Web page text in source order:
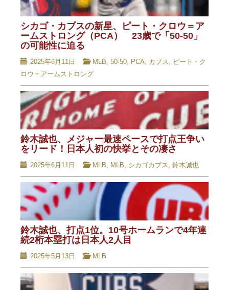
シカゴ・カブスの新星、ピート・クロウ＝ア
ームストロング（PCA） 23歳で「50-50」
の可能性に迫る
2025年6月11日 MLB, 50-50, PCA, カブス, ピート・ク
ロウ＝アームストロング
鈴木誠也、メジャー最速ペースで打点王争い
をリード！日本人初の快挙とその凄さ
2025年6月11日 MLB, MLB, シカゴカブス, 鈴木誠也
鈴木誠也、打点1位。10号ホームランで4年連
続2桁本塁打は日本人2人目
2025年5月13日 MLB